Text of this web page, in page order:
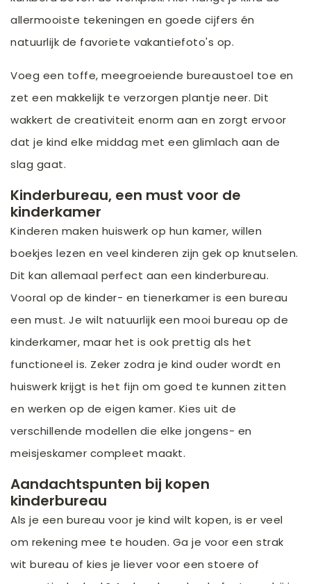
allermooiste tekeningen en goede cijfers én
natuurlijk de favoriete vakantiefoto's op.
Voeg een toffe, meegroeiende bureaustoel toe en
zet een makkelijk te verzorgen plantje neer. Dit
wakkert de creativiteit enorm aan en zorgt ervoor
dat je kind elke middag met een glimlach aan de
slag gaat.
Kinderbureau, een must voor de
kinderkamer
Kinderen maken huiswerk op hun kamer, willen
boekjes lezen en veel kinderen zijn gek op knutselen.
Dit kan allemaal perfect aan een kinderbureau.
Vooral op de kinder- en tienerkamer is een bureau
een must. Je wilt natuurlijk een mooi bureau op de
kinderkamer, maar het is ook prettig als het
functioneel is. Zeker zodra je kind ouder wordt en
huiswerk krijgt is het fijn om goed te kunnen zitten
en werken op de eigen kamer. Kies uit de
verschillende modellen die elke jongens- en
meisjeskamer compleet maakt.
Aandachtspunten bij kopen
kinderbureau
Als je een bureau voor je kind wilt kopen, is er veel
om rekening mee te houden. Ga je voor een strak
wit bureau of kies je liever voor een stoere of